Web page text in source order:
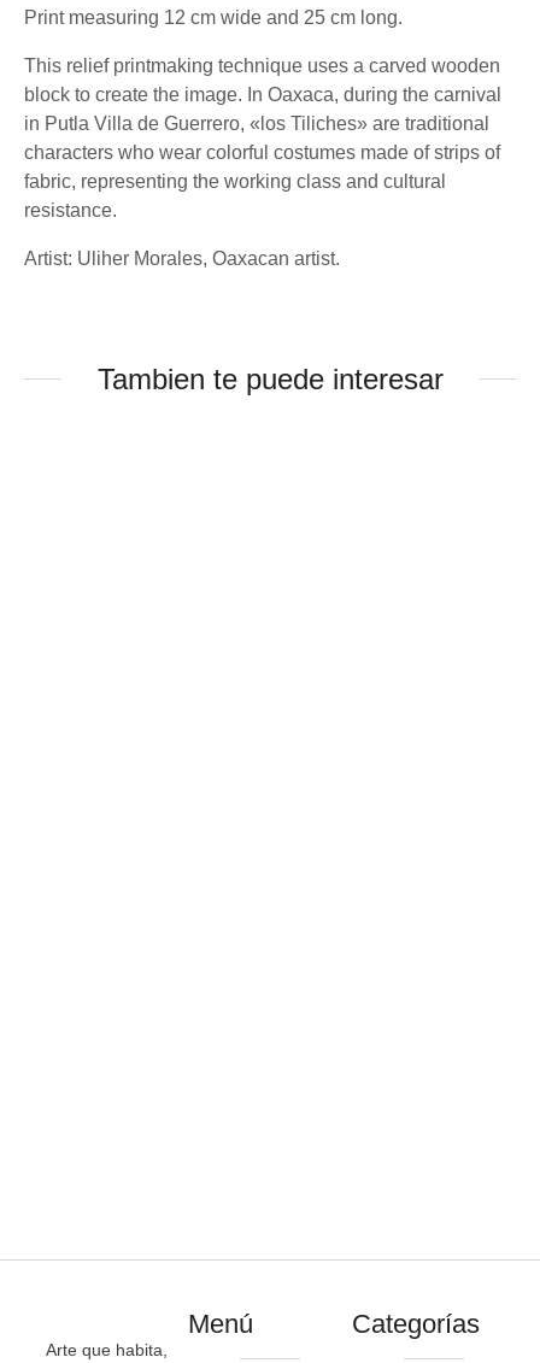
Print measuring 12 cm wide and 25 cm long.
This relief printmaking technique uses a carved wooden
block to create the image. In Oaxaca, during the carnival
in Putla Villa de Guerrero, «los Tiliches» are traditional
characters who wear colorful costumes made of strips of
fabric, representing the working class and cultural
resistance.
Artist: Uliher Morales, Oaxacan artist.
Tambien te puede interesar
Arte que habita,
Menú Categorías